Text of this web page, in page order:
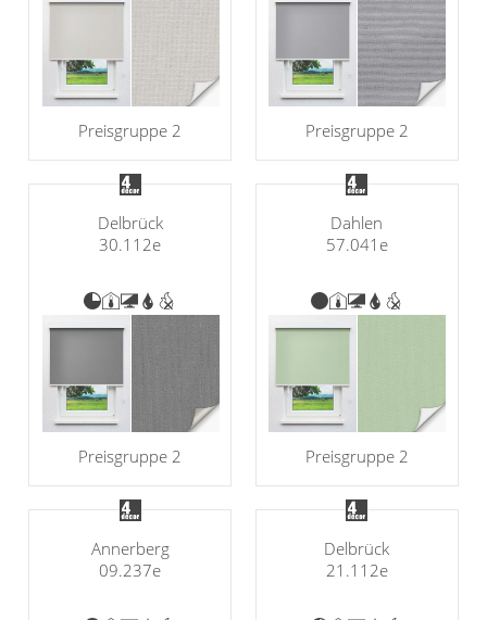
Preisgruppe 2 Preisgruppe 2
Delbrück
30.112e
Preisgruppe 2
Dahlen
57.041e
Preisgruppe 2
Annerberg
09.237e
Delbrück
21.112e